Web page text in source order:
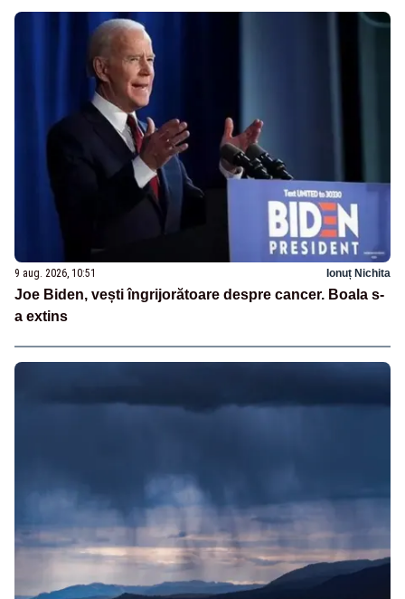
9 aug. 2026, 10:51 Ionuț Nichita
Joe Biden, vești îngrijorătoare despre cancer. Boala s-
a extins